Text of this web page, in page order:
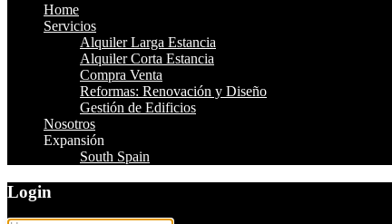
Home
Servicios
Alquiler Larga Estancia
Alquiler Corta Estancia
Compra Venta
Reformas: Renovación y Diseño
Gestión de Edificios
Nosotros
Expansión
South Spain
Login